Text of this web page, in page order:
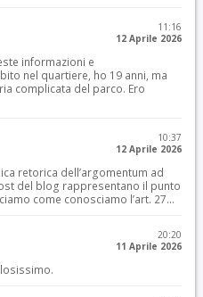
11:16
12 Aprile 2026
informazioni e
nel quartiere, ho 19 anni, ma
complicata del parco. Ero
10:37
12 Aprile 2026
retorica dell’argomentum ad
del blog rappresentano il punto
come conosciamo l’art. 27...
20:20
11 Aprile 2026